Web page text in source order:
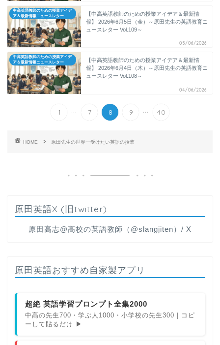
中高英語教師のための授業アイデ
ア＆最新情報ニュースレター
【中高英語教師のための授業アイデア＆最新情
報】 2026年6月5日（金）～原田先生の英語教育ニ
ュースレター Vol.109～
05/06/2026
中高英語教師のための授業アイデ
ア＆最新情報ニュースレター
【中高英語教師のための授業アイデア＆最新情
報】 2026年6月4日（木）～原田先生の英語教育ニ
ュースレター Vol.108～
04/06/2026
1 ... 7 8 9 ... 40
HOME 原田先生の世界一受けたい英語の授業
原田英語X (旧twitter)
原田高志@高校の英語教師（@slangjiten）/ X
原田英語おすすめ自家製アプリ
超絶 英語学習プロンプト全集2000
中高の先生700・学ぶ人1000・小学校の先生300｜コピ
ーして貼るだけ ▶